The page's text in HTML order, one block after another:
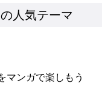
人気テーマ
マンガで楽しもう